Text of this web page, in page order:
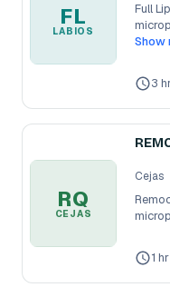
FL
LABIOS
Full
Show
3
RQ
CEJAS
Cejas
1 hr